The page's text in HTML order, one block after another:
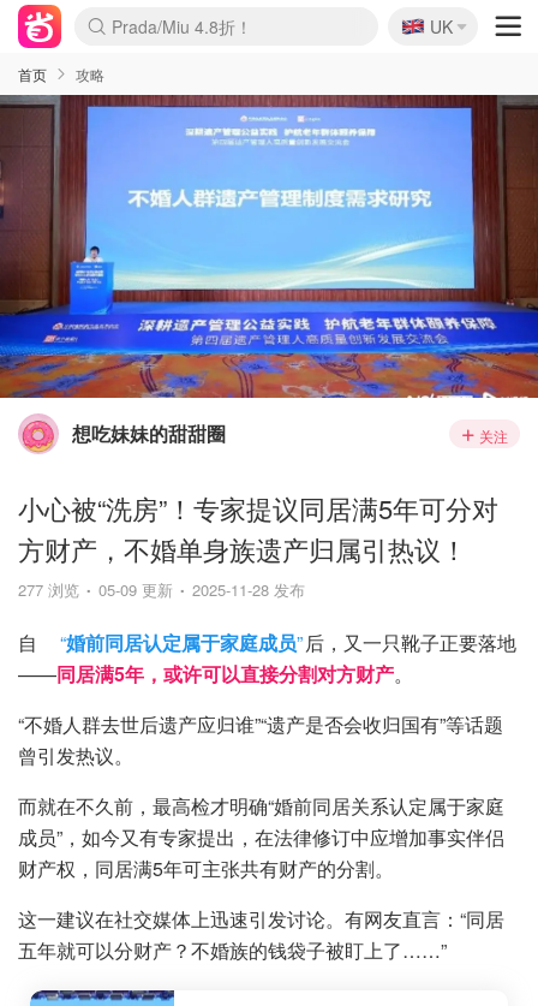
Prada/Miu 4.8折！
🇬🇧
UK
首页 攻略
想吃妹妹的甜甜圈 关注
小心被“洗房”！专家提议同居满5年可分对
方财产，不婚单身族遗产归属引热议！
277 浏览 05-09 更新 2025-11-28 发布
自 “婚前同居认定属于家庭成员”后，又一只靴子正要落地
——同居满5年，或许可以直接分割对方财产。
“不婚人群去世后遗产应归谁”“遗产是否会收归国有”等话题
曾引发热议。
而就在不久前，最高检才明确“婚前同居关系认定属于家庭
成员”，如今又有专家提出，在法律修订中应增加事实伴侣
财产权，同居满5年可主张共有财产的分割。
这一建议在社交媒体上迅速引发讨论。有网友直言：“同居
五年就可以分财产？不婚族的钱袋子被盯上了……”